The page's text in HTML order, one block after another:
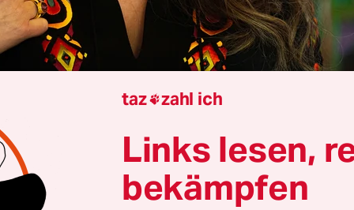
von Thomas Abeltshauser
Rita ist frustriert, weil im korrupten
taz zahl ich
Links lesen,
bekämpfen